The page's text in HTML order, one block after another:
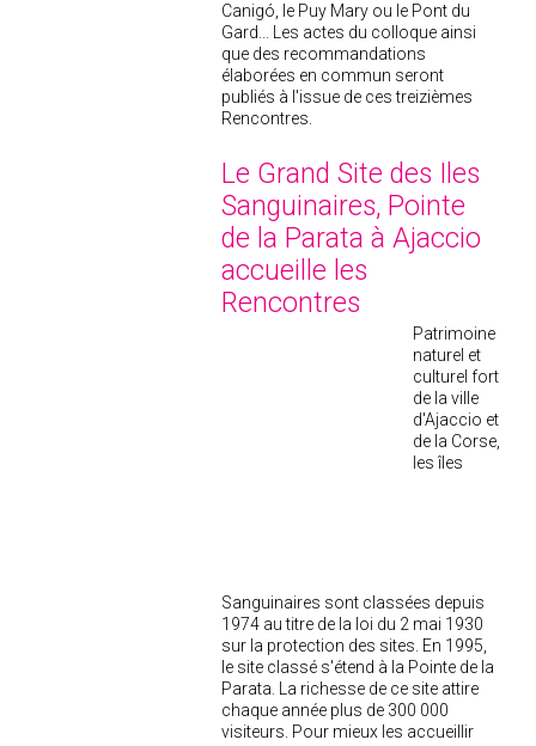
Canigó, le Puy Mary ou le Pont du
Gard...
Les actes du colloque ainsi
que des recommandations
élaborées en commun seront
publiés à l'issue de ces treizièmes
Rencontres.
Le Grand Site des Iles
Sanguinaires, Pointe
de la Parata à Ajaccio
accueille les
Rencontres
Patrimoine
naturel et
culturel fort
de la ville
d'Ajaccio et
de la Corse,
les îles
Sanguinaires sont classées depuis
1974 au titre de la loi du 2 mai 1930
sur la protection des sites. En 1995,
le site classé s'étend à la Pointe de la
Parata. La richesse de ce site attire
chaque année plus de 300 000
visiteurs. Pour mieux les accueillir